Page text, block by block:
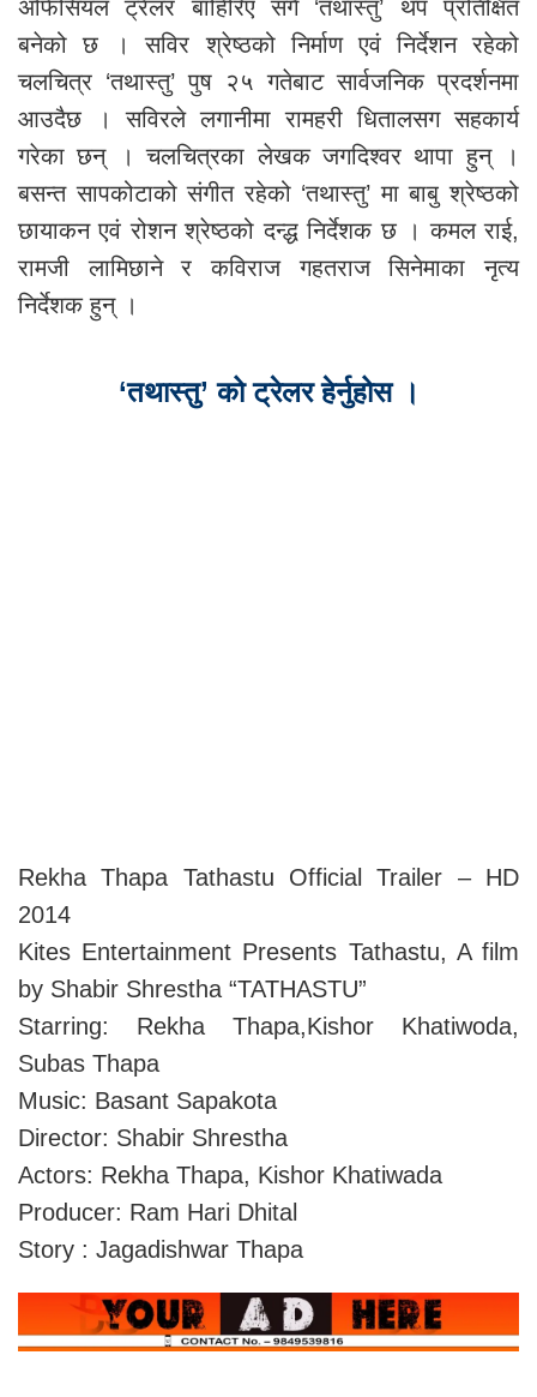
अफिसियल ट्रेलर बाहिरिए सगै ‘तथास्तु’ थप प्रतिक्षित
बनेको छ । सविर श्रेष्ठको निर्माण एवं निर्देशन रहेको
चलचित्र ‘तथास्तु’ पुष २५ गतेबाट सार्वजनिक प्रदर्शनमा
आउदैछ । सविरले लगानीमा रामहरी धितालसग सहकार्य
गरेका छन् । चलचित्रका लेखक जगदिश्वर थापा हुन् ।
बसन्त सापकोटाको संगीत रहेको ‘तथास्तु’ मा बाबु श्रेष्ठको
छायाकन एवं रोशन श्रेष्ठको दन्द्ध निर्देशक छ । कमल राई,
रामजी लामिछाने र कविराज गहतराज सिनेमाका नृत्य
निर्देशक हुन् ।
‘तथास्तु’ को ट्रेलर हेर्नुहोस ।
Rekha Thapa Tathastu Official Trailer – HD
2014
Kites Entertainment Presents Tathastu, A film
by Shabir Shrestha “TATHASTU”
Starring: Rekha Thapa,Kishor Khatiwoda,
Subas Thapa
Music: Basant Sapakota
Director: Shabir Shrestha
Actors: Rekha Thapa, Kishor Khatiwada
Producer: Ram Hari Dhital
Story : Jagadishwar Thapa